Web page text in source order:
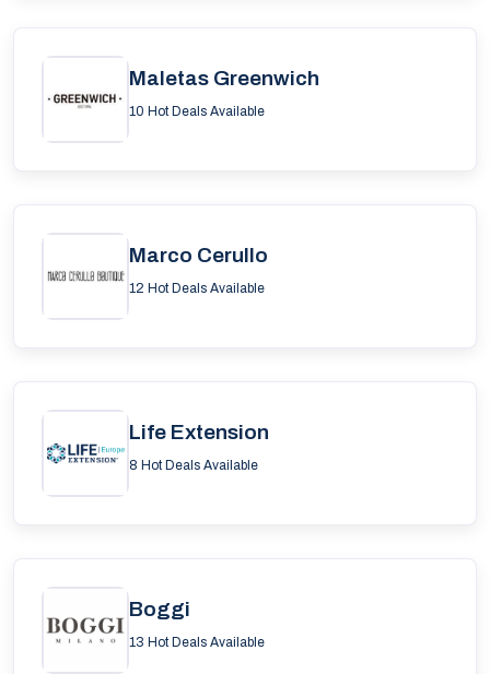
Maletas Greenwich
10 Hot Deals Available
Marco Cerullo
12 Hot Deals Available
Life Extension
8 Hot Deals Available
Boggi
13 Hot Deals Available